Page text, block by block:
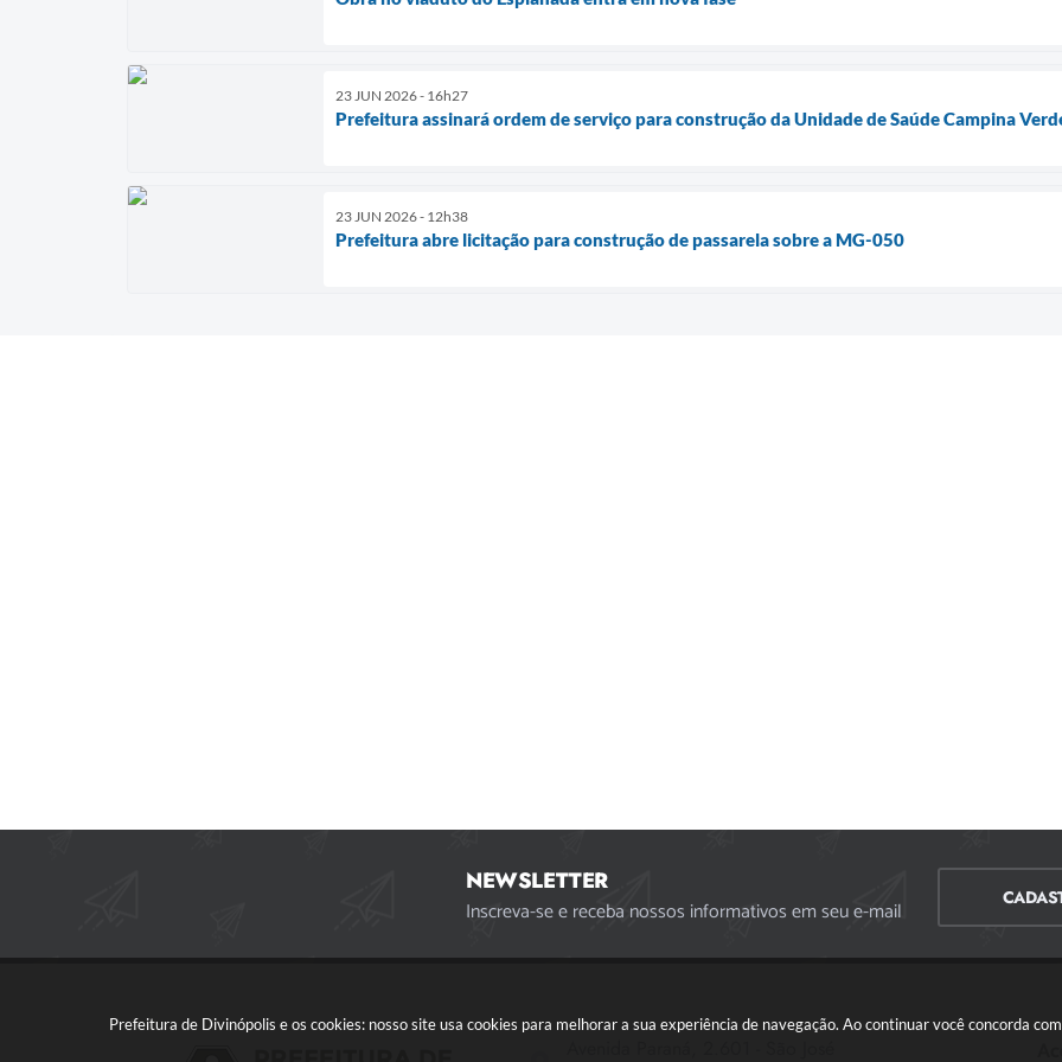
Prefeitura de Divinópolis e os cookies: nosso site usa cookies para melhorar a sua experiência de navegação. Ao continuar você concorda
23 JUN 2026 - 16h27
Prefeitura assinará ordem de serviço para construção da Unidade de Saúde Campina
23 JUN 2026 - 12h38
Prefeitura abre licitação para construção de passarela sobre a MG-050
NEWSLETTER
Inscreva-se e receba nossos informativos em seu e-mail